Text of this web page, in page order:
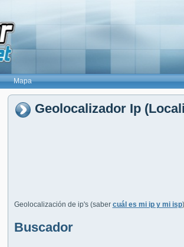
Mapa
Geolocalizador Ip
Geolocalización de ip's (saber cuál es mi ip y mi isp
Buscador